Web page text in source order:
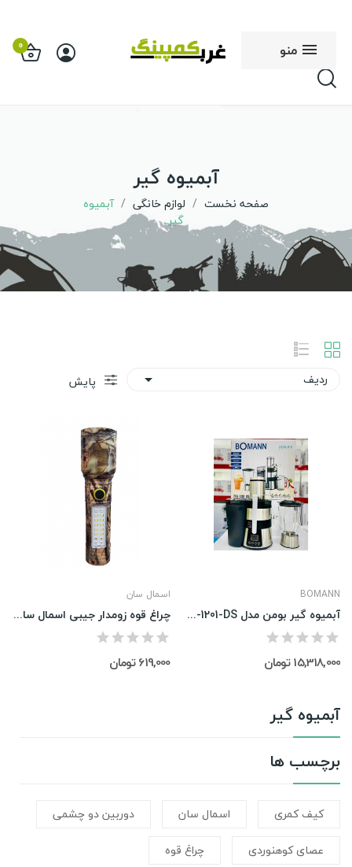
منو 0
آبمیوه گیر
صفحه نخست لوازم خانگی
آبمیوه
گیر
آبمیوه گیر
برچسب ها
کیف کمری اسمال سان
دوربین دو چشمی
عصای کوهنوردی
چراغ قوه
ردیف 
BOMANN
آبمیوه گیر بومن مدل PDJ-1201-DS
15,318,000 تومان
اسمال سان
چراغ قوه زومدار جیبی اسمال سان مدل zy-536
619,000 تومان